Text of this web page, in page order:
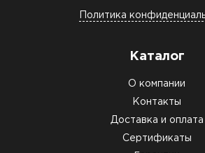
Политика
Каталог
О компании
Контакты
Доставка и оплата
Сертификаты